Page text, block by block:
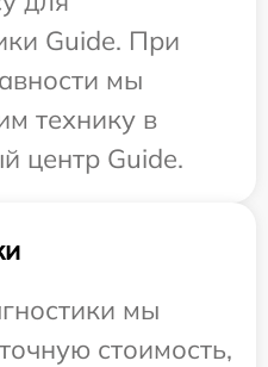
Guide. При
мы
технику в
центр Guide.
мы
стоимость,